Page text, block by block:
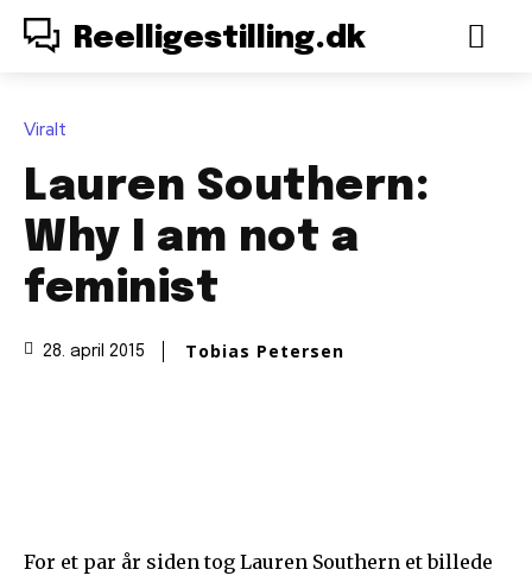
Reelligestilling.dk
Viralt
Lauren Southern:
Why I am not a
feminist
28. april 2015 Tobias Petersen
For et par år siden tog Lauren Southern et billede